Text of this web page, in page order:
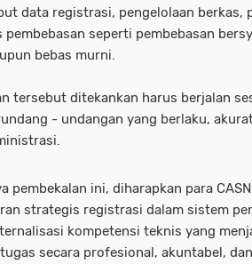
data registrasi, pengelolaan berkas,
pembebasan seperti pembebasan
bebas murni.
tersebut ditekankan harus berjalan
- undangan yang berlaku,
pembekalan ini, diharapkan para
strategis registrasi dalam sistem
kompetensi teknis yang
secara profesional, akuntabel,